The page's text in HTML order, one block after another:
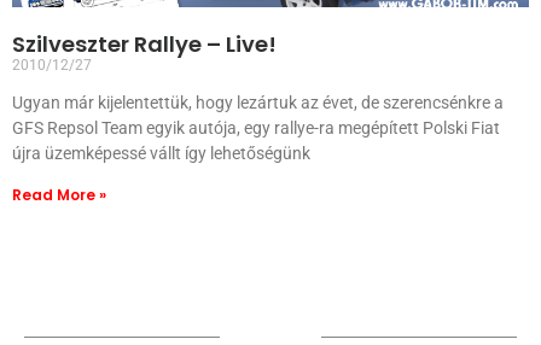
Szilveszter Rallye – Live!
2010/12/27
Ugyan már kijelentettük, hogy lezártuk az évet, de szerencsénkre a
GFS Repsol Team egyik autója, egy rallye-ra megépített Polski Fiat
újra üzemképessé vállt így lehetőségünk
Read More »